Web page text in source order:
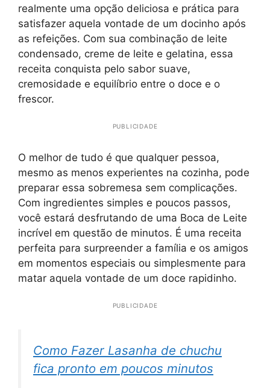
realmente uma opção deliciosa e prática para
satisfazer aquela vontade de um docinho após
as refeições. Com sua combinação de leite
condensado, creme de leite e gelatina, essa
receita conquista pelo sabor suave,
cremosidade e equilíbrio entre o doce e o
frescor.
PUBLICIDADE
O melhor de tudo é que qualquer pessoa,
mesmo as menos experientes na cozinha, pode
preparar essa sobremesa sem complicações.
Com ingredientes simples e poucos passos,
você estará desfrutando de uma Boca de Leite
incrível em questão de minutos. É uma receita
perfeita para surpreender a família e os amigos
em momentos especiais ou simplesmente para
matar aquela vontade de um doce rapidinho.
PUBLICIDADE
Como Fazer Lasanha de chuchu
fica pronto em poucos minutos